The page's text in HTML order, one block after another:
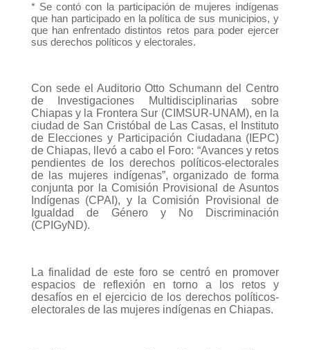
* Se contó con la participación de mujeres indígenas
que han participado en la política de sus municipios, y
que han enfrentado distintos retos para poder ejercer
sus derechos políticos y electorales.
Con sede el Auditorio Otto Schumann del Centro
de Investigaciones Multidisciplinarias sobre
Chiapas y la Frontera Sur (CIMSUR-UNAM), en la
ciudad de San Cristóbal de Las Casas, el Instituto
de Elecciones y Participación Ciudadana (IEPC)
de Chiapas, llevó a cabo el Foro: “Avances y retos
pendientes de los derechos políticos-electorales
de las mujeres indígenas”, organizado de forma
conjunta por la Comisión Provisional de Asuntos
Indígenas (CPAI), y la Comisión Provisional de
Igualdad de Género y No Discriminación
(CPIGyND).
La finalidad de este foro se centró en promover
espacios de reflexión en torno a los retos y
desafíos en el ejercicio de los derechos políticos-
electorales de las mujeres indígenas en Chiapas.